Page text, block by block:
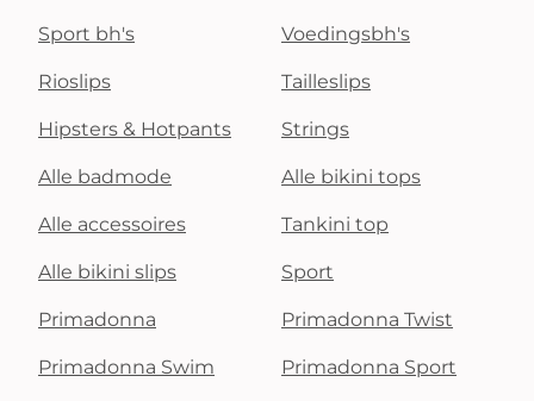
Sport bh's Voedingsbh's
Rioslips Tailleslips
Hipsters & Hotpants Strings
Alle badmode Alle bikini tops
Alle accessoires Tankini top
Alle bikini slips Sport
Primadonna Primadonna Twist
Primadonna Swim Primadonna Sport